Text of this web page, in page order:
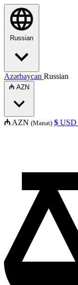
Russian
Azərbaycan Russian
₼ AZN
₼ AZN (Manat) $ USD